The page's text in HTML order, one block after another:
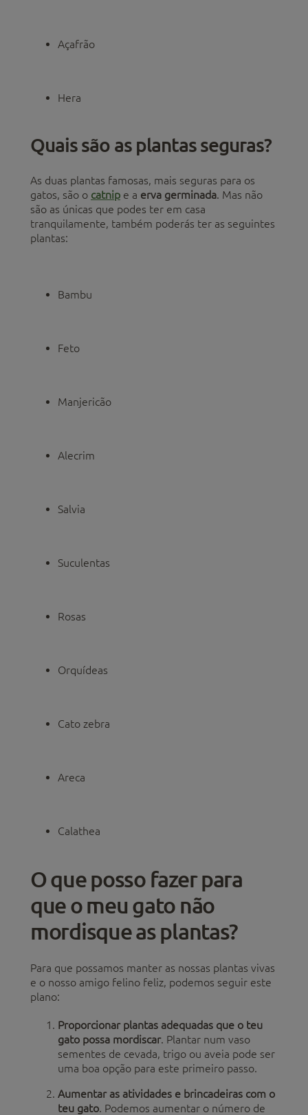
Açafrão
Hera
Quais são as plantas seguras?
As duas plantas famosas, mais seguras para os
gatos, são o catnip e a erva germinada. Mas não
são as únicas que podes ter em casa
tranquilamente, também poderás ter as seguintes
plantas:
Bambu
Feto
Manjericão
Alecrim
Salvia
Suculentas
Rosas
Orquídeas
Cato zebra
Areca
Calathea
O que posso fazer para
que o meu gato não
mordisque as plantas?
Para que possamos manter as nossas plantas vivas
e o nosso amigo felino feliz, podemos seguir este
plano:
Proporcionar plantas adequadas que o teu
gato possa mordiscar. Plantar num vaso
sementes de cevada, trigo ou aveia pode ser
uma boa opção para este primeiro passo.
Aumentar as atividades e brincadeiras com o
teu gato. Podemos aumentar o número de